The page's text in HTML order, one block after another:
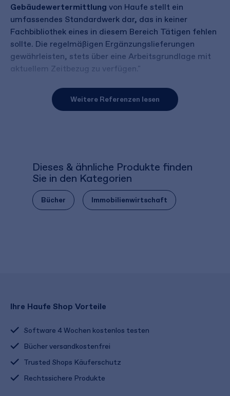
Gebäudewertermittlung von Haufe stellt ein
umfassendes Standardwerk dar, das in keiner
Fachbibliothek eines in diesem Bereich Tätigen fehlen
sollte. Die regelmäßigen Ergänzungslieferungen
gewährleisten, stets über eine Arbeitsgrundlage mit
aktuellem Zeitbezug zu verfügen."
Weitere Referenzen lesen
Dieses & ähnliche Produkte finden
Sie in den Kategorien
Bücher Immobilienwirtschaft
Ihre Haufe Shop Vorteile
Software 4 Wochen kostenlos testen
Bücher versandkostenfrei
Trusted Shops Käuferschutz
Rechtssichere Produkte